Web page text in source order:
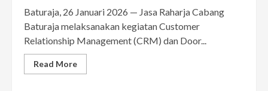
Baturaja, 26 Januari 2026 — Jasa Raharja Cabang
Baturaja melaksanakan kegiatan Customer
Relationship Management (CRM) dan Door...
Read More